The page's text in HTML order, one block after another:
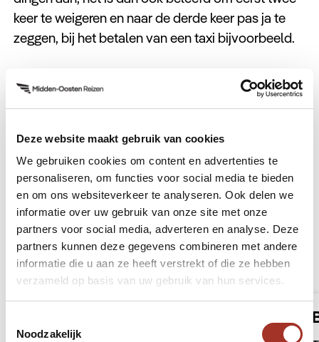
Deze website maakt gebruik van cookies
We gebruiken cookies om content en advertenties te
personaliseren, om functies voor social media te bieden
en om ons websiteverkeer te analyseren. Ook delen we
informatie over uw gebruik van onze site met onze
partners voor social media, adverteren en analyse. Deze
partners kunnen deze gegevens combineren met andere
informatie die u aan ze heeft verstrekt of die ze hebben
verzameld op basis van uw gebruik van hun services.
Noodzakelijk
keer te weigeren en naar de derde keer pas ja te
zeggen, bij het betalen van een taxi bijvoorbeeld.
Hoogtepunten
Rondreizen naar Iran
Koerdistan